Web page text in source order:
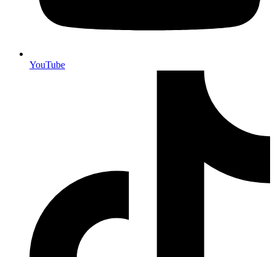
YouTube